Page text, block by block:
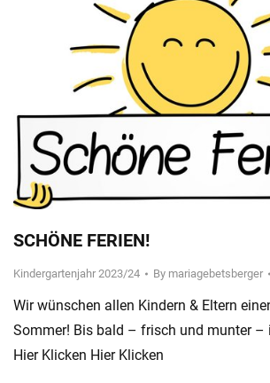
SCHÖNE FERIEN!
Kindergartenjahr 2023/24 By mariagebetsberger
Wir wünschen allen Kindern & Eltern
Sommer! Bis bald – frisch und munter –
Hier Klicken Hier Klicken